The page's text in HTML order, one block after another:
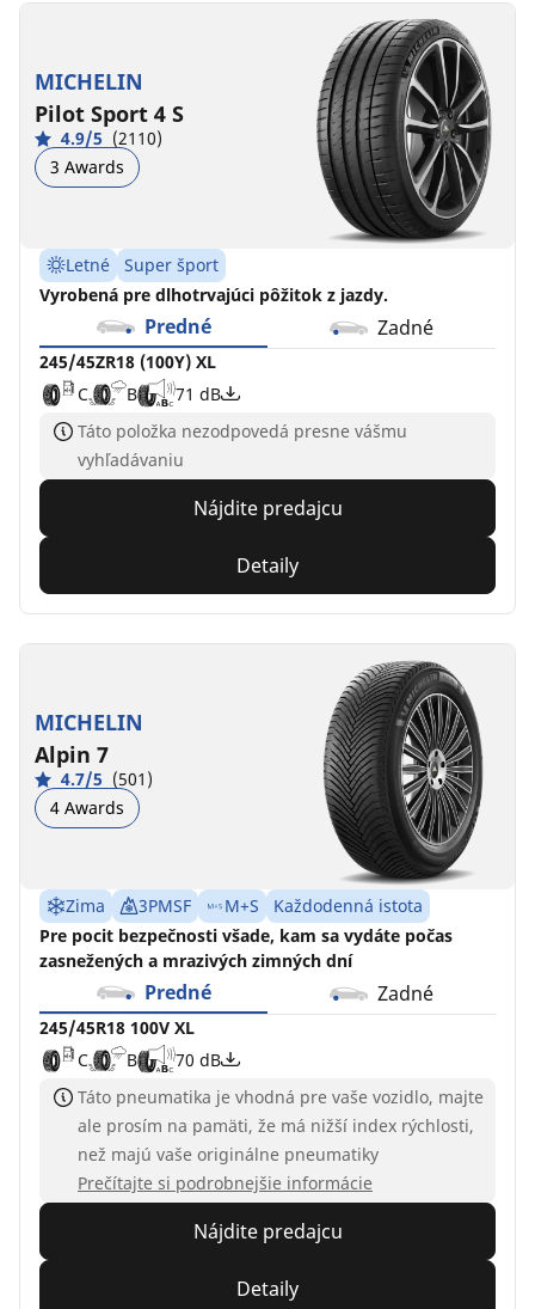
MICHELIN
Pilot Sport 4 S
4.9/5 (2110)
3 Awards
Letné
Super šport
Vyrobená pre dlhotrvajúci pôžitok z jazdy.
Predné Zadné
245/45ZR18 (100Y) XL
C
B
71 dB
Táto položka nezodpovedá presne vášmu
vyhľadávaniu
Nájdite predajcu
Detaily
MICHELIN
Alpin 7
4.7/5 (501)
4 Awards
Zima 3PMSF M+S
Každodenná istota
Pre pocit bezpečnosti všade, kam sa vydáte počas
zasnežených a mrazivých zimných dní
Predné Zadné
245/45R18 100V XL
C
B
70 dB
Táto pneumatika je vhodná pre vaše vozidlo, majte
ale prosím na pamäti, že má nižší index rýchlosti,
než majú vaše originálne pneumatiky
Prečítajte si podrobnejšie informácie
Nájdite predajcu
Detaily